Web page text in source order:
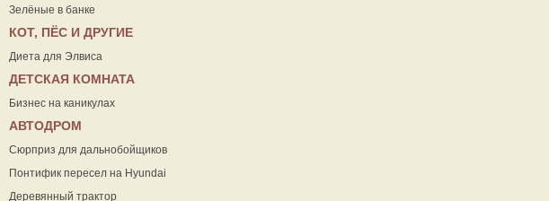
Зелёные в банке
КОТ, ПЁС И ДРУГИЕ
Диета для Элвиса
ДЕТСКАЯ КОМНАТА
Бизнес на каникулах
АВТОДРОМ
Сюрприз для дальнобойщиков
Понтифик пересел на Hyundai
Деревянный трактор